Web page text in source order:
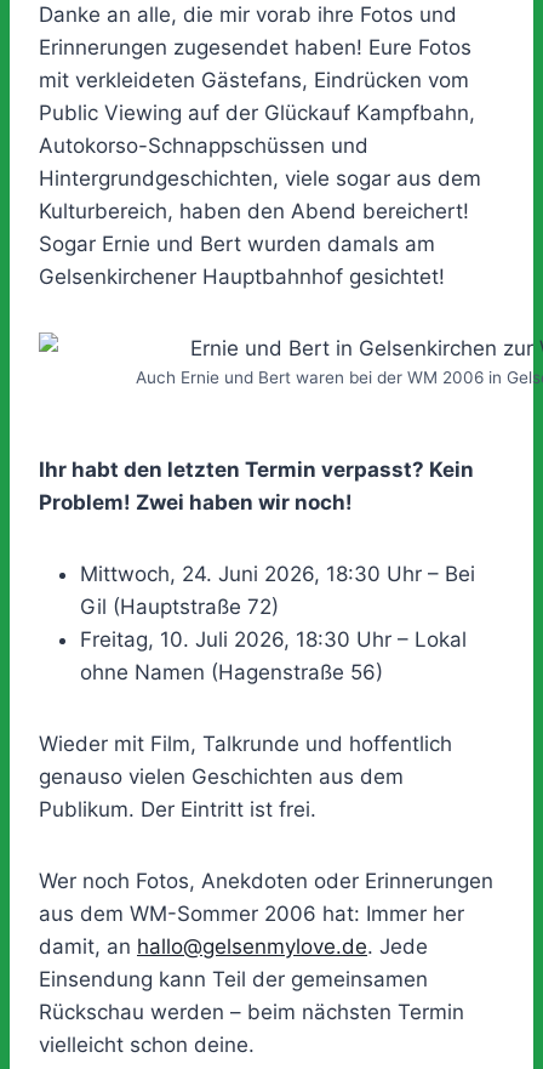
Danke an alle, die mir vorab ihre Fotos und
Erinnerungen zugesendet haben! Eure Fotos
mit verkleideten Gästefans, Eindrücken vom
Public Viewing auf der Glückauf Kampfbahn,
Autokorso-Schnappschüssen und
Hintergrundgeschichten, viele sogar aus dem
Kulturbereich, haben den Abend bereichert!
Sogar Ernie und Bert wurden damals am
Gelsenkirchener Hauptbahnhof gesichtet!
Auch Ernie und Bert waren bei der WM 2006 in
Ihr habt den letzten Termin verpasst? Kein
Problem! Zwei haben wir noch!
Mittwoch, 24. Juni 2026, 18:30 Uhr – Bei
Gil (Hauptstraße 72)
Freitag, 10. Juli 2026, 18:30 Uhr – Lokal
ohne Namen (Hagenstraße 56)
Wieder mit Film, Talkrunde und hoffentlich
genauso vielen Geschichten aus dem
Publikum. Der Eintritt ist frei.
Wer noch Fotos, Anekdoten oder Erinnerungen
aus dem WM-Sommer 2006 hat: Immer her
damit, an hallo@gelsenmylove.de. Jede
Einsendung kann Teil der gemeinsamen
Rückschau werden – beim nächsten Termin
vielleicht schon deine.